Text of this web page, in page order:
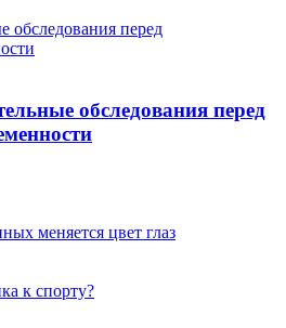
обследования перед
обследования перед
меняется цвет глаз
к спорту?